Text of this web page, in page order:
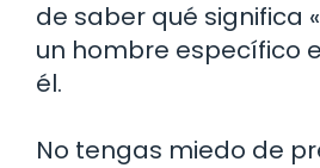
de saber qué significa
un hombre específico
él.
No tengas miedo de